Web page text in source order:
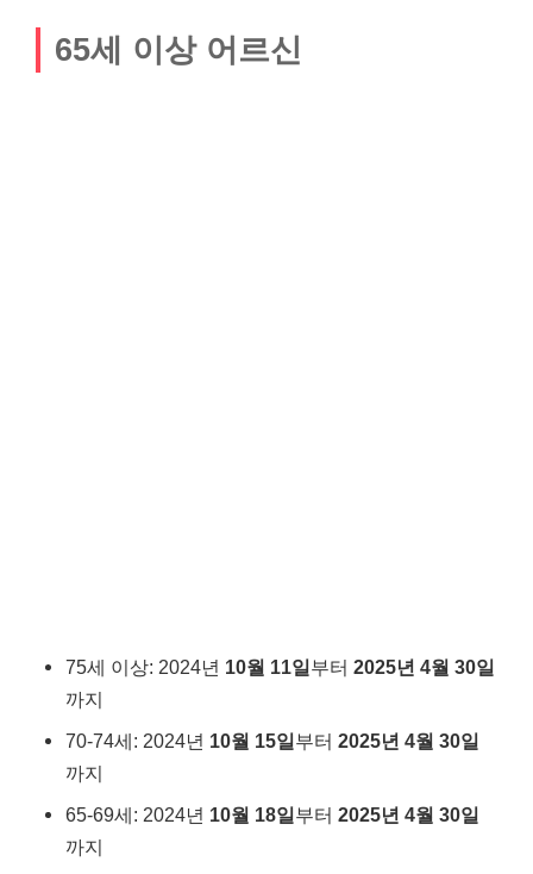
65세 이상 어르신
75세 이상: 2024년 10월 11일부터 2025년 4월 30일
까지
70-74세: 2024년 10월 15일부터 2025년 4월 30일
까지
65-69세: 2024년 10월 18일부터 2025년 4월 30일
까지